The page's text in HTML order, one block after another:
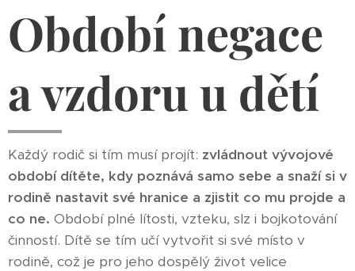
Období negace
a vzdoru u dětí
Každý rodič si tím musí projít: zvládnout vývojové
období dítěte, kdy poznává samo sebe a snaží si v
rodině nastavit své hranice a zjistit co mu projde a
co ne. Období plné lítosti, vzteku, slz i bojkotování
činností. Dítě se tím učí vytvořit si své místo v
rodině, což je pro jeho dospělý život velice